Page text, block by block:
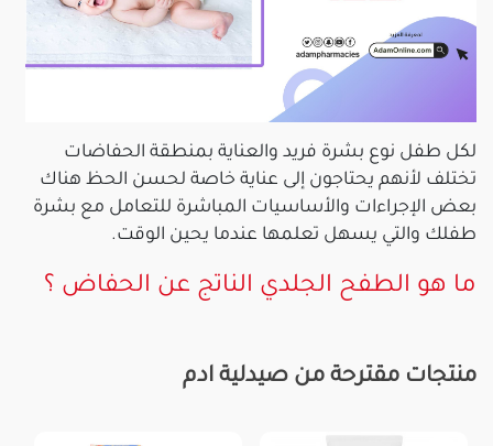
لكل طفل نوع بشرة فريد والعناية بمنطقة الحفاضات
تختلف لأنهم يحتاجون إلى عناية خاصة لحسن الحظ هناك
بعض الإجراءات والأساسيات المباشرة للتعامل مع بشرة
طفلك والتي يسهل تعلمها عندما يحين الوقت.
ما هو الطفح الجلدي الناتج عن الحفاض ؟
منتجات مقترحة من صيدلية ادم